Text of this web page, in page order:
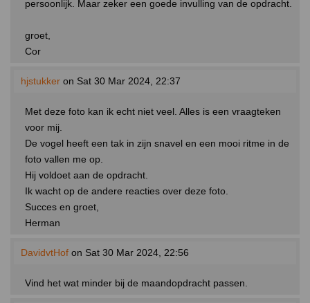
persoonlijk. Maar zeker een goede invulling van de opdracht.
groet,
Cor
hjstukker on Sat 30 Mar 2024, 22:37
Met deze foto kan ik echt niet veel. Alles is een vraagteken
voor mij.
De vogel heeft een tak in zijn snavel en een mooi ritme in de
foto vallen me op.
Hij voldoet aan de opdracht.
Ik wacht op de andere reacties over deze foto.
Succes en groet,
Herman
DavidvtHof on Sat 30 Mar 2024, 22:56
Vind het wat minder bij de maandopdracht passen.